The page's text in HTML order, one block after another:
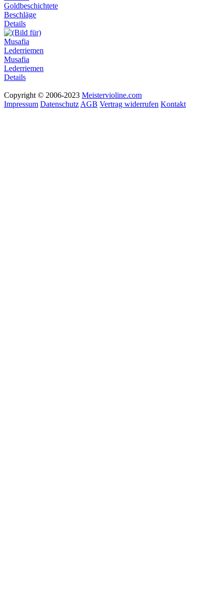
Goldbeschichtete
Beschläge
Details
Musafia
Lederriemen
Details
Copyright © 2006-2023 Meistervioline.com
Impressum Datenschutz AGB Vertrag widerrufen Kontakt